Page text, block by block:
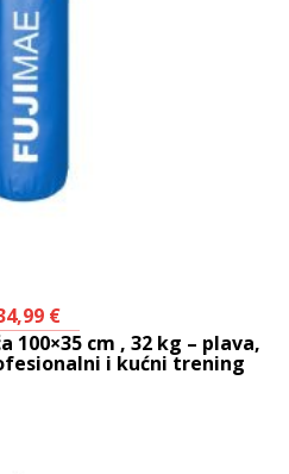
€
100×35 cm , 32 kg – plava,
i kućni trening